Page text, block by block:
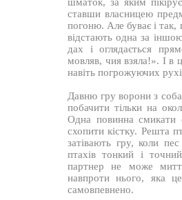
ставши власницею
погоню. Але буває і так,
відстають одна за
дах і оглядається
мовляв, чия взяла!». І в
навіть погрожуючих
Давню гру ворони з
побачити тільки на
Одна повинна смикати
схопити кістку. Решта
затівають гру, коли
птахів тонкий і
партнер не може
навпроти нього, яка
самовпевнено.